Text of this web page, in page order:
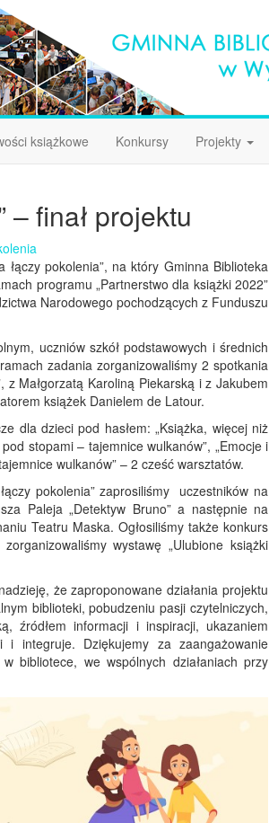
książkowe Konkursy Projekty
– finał projektu
łączy pokolenia”, na który Gminna Biblioteka
programu „Partnerstwo dla książki 2022”
Narodowego pochodzących z Funduszu
uczniów szkół podstawowych i średnich
zadania zorganizowaliśmy 2 spotkania
z Małgorzatą Karoliną Piekarską i z Jakubem
książek Danielem de Latour.
dla dzieci pod hasłem: „Książka, więcej niż
stopami – tajemnice wulkanów”, „Emocje i
wulkanów” – 2 cześć warsztatów.
pokolenia” zaprosiliśmy uczestników na
Paleja „Detektyw Bruno” a następnie na
Teatru Maska. Ogłosiliśmy także konkurs
wystawę „Ulubione książki
że zaproponowane działania projektu
biblioteki, pobudzeniu pasji czytelniczych,
źródłem informacji i inspiracji, ukazaniem
integruje. Dziękujemy za zaangażowanie
bibliotece, we wspólnych działaniach przy